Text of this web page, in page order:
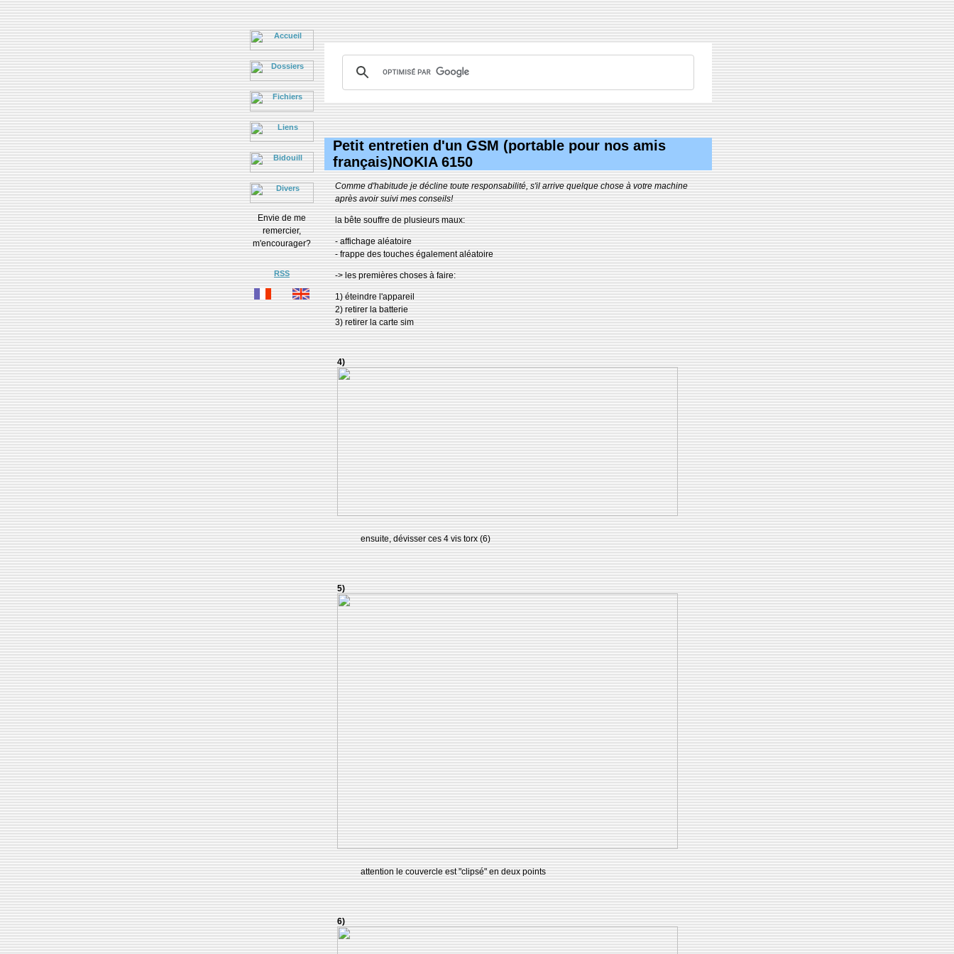
Envie de me
remercier,
m'encourager?
RSS
Petit entretien d'un GSM (portable pour nos amis
français)NOKIA 6150
Comme d'habitude je décline toute responsabilité, s'il arrive quelque chose à votre machine
après avoir suivi mes conseils!
la bête souffre de plusieurs maux:
- affichage aléatoire
- frappe des touches également aléatoire
-> les premières choses à faire:
1) éteindre l'appareil
2) retirer la batterie
3) retirer la carte sim
4)
ensuite, dévisser ces 4 vis torx (6)
5)
attention le couvercle est "clipsé" en deux points
6)